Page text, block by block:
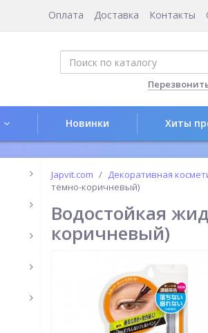
Оплата Доставка Контакты
Новинки Хиты
Japvit.com Декоративная
темно-коричневый)
Водостойкая
коричневый)